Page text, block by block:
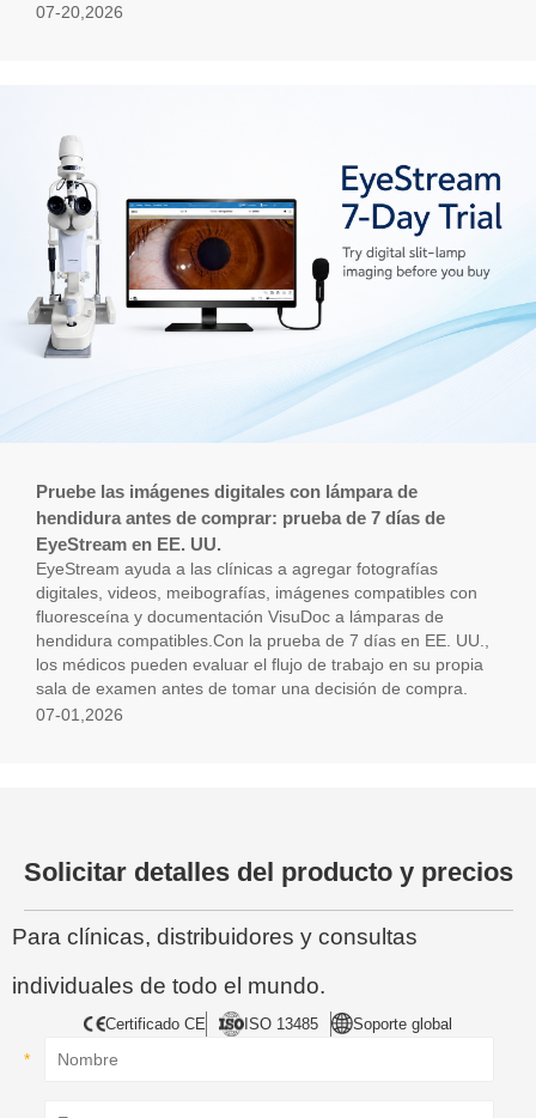
07-20,2026
Pruebe las imágenes digitales con lámpara de
hendidura antes de comprar: prueba de 7 días de
EyeStream en EE. UU.
EyeStream ayuda a las clínicas a agregar fotografías
digitales, videos, meibografías, imágenes compatibles con
fluoresceína y documentación VisuDoc a lámparas de
hendidura compatibles.Con la prueba de 7 días en EE. UU.,
los médicos pueden evaluar el flujo de trabajo en su propia
sala de examen antes de tomar una decisión de compra.
07-01,2026
Solicitar detalles del producto y precios
Para clínicas, distribuidores y consultas
individuales de todo el mundo.
Certificado CE ISO 13485 Soporte global